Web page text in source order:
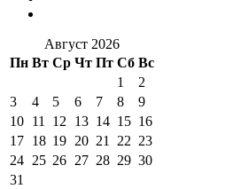
Август 2026
Пн Вт Ср Чт Пт Сб Вс
1
2
3
4 5 6 7 8
9
10 11 12 13 14 15 16
17 18 19 20 21 22 23
24 25 26 27 28 29 30
31